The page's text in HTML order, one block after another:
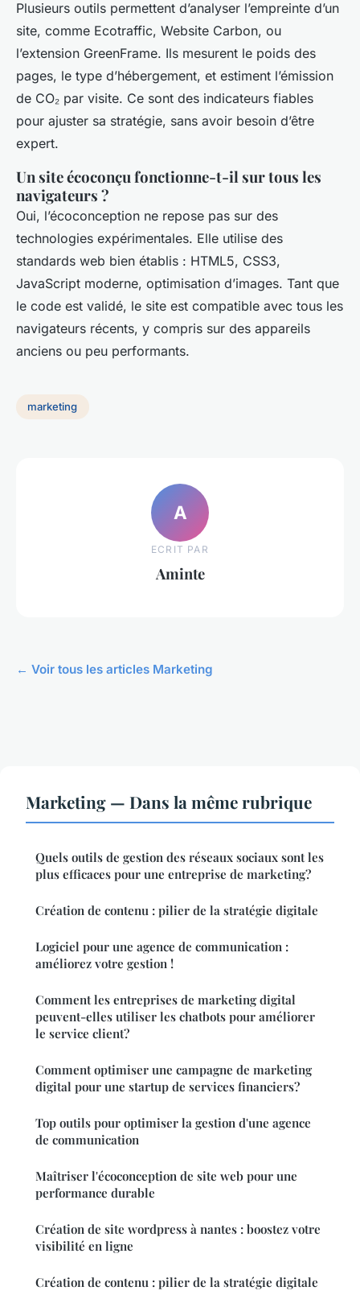
Plusieurs outils permettent d’analyser l’empreinte d’un
site, comme Ecotraffic, Website Carbon, ou
l’extension GreenFrame. Ils mesurent le poids des
pages, le type d’hébergement, et estiment l’émission
de CO₂ par visite. Ce sont des indicateurs fiables
pour ajuster sa stratégie, sans avoir besoin d’être
expert.
Un site écoconçu fonctionne-t-il sur tous les
navigateurs ?
Oui, l’écoconception ne repose pas sur des
technologies expérimentales. Elle utilise des
standards web bien établis : HTML5, CSS3,
JavaScript moderne, optimisation d’images. Tant que
le code est validé, le site est compatible avec tous les
navigateurs récents, y compris sur des appareils
anciens ou peu performants.
marketing
A
ECRIT PAR
Aminte
← Voir tous les articles Marketing
Marketing — Dans la même rubrique
Quels outils de gestion des réseaux sociaux sont les
plus efficaces pour une entreprise de marketing?
Création de contenu : pilier de la stratégie digitale
Logiciel pour une agence de communication :
améliorez votre gestion !
Comment les entreprises de marketing digital
peuvent-elles utiliser les chatbots pour améliorer
le service client?
Comment optimiser une campagne de marketing
digital pour une startup de services financiers?
Top outils pour optimiser la gestion d'une agence
de communication
Maîtriser l'écoconception de site web pour une
performance durable
Création de site wordpress à nantes : boostez votre
visibilité en ligne
Création de contenu : pilier de la stratégie digitale